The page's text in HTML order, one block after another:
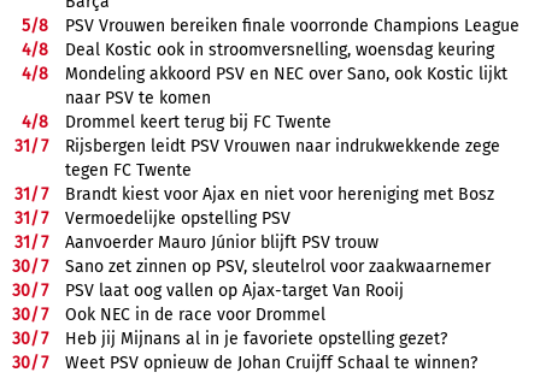
5/8
PSV Vrouwen bereiken finale voorronde Champions League
4/8
Deal Kostic ook in stroomversnelling, woensdag keuring
4/8
Mondeling akkoord PSV en NEC over Sano, ook Kostic lijkt
naar PSV te komen
4/8
Drommel keert terug bij FC Twente
31/7
Rijsbergen leidt PSV Vrouwen naar indrukwekkende zege
tegen FC Twente
31/7
Brandt kiest voor Ajax en niet voor hereniging met Bosz
31/7
Vermoedelijke opstelling PSV
31/7
Aanvoerder Mauro Júnior blijft PSV trouw
30/7
Sano zet zinnen op PSV, sleutelrol voor zaakwaarnemer
30/7
PSV laat oog vallen op Ajax-target Van Rooij
30/7
Ook NEC in de race voor Drommel
30/7
Heb jij Mijnans al in je favoriete opstelling gezet?
30/7 Weet PSV opnieuw de Johan Cruijff Schaal te winnen?